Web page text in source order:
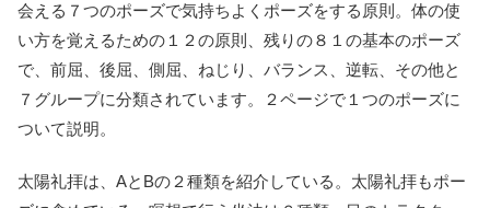
会える７つのポーズで気持ちよくポーズをする原則。体の使
い方を覚えるための１２の原則、残りの８１の基本のポーズ
で、前屈、後屈、側屈、ねじり、バランス、逆転、その他と
７グループに分類されています。２ページで１つのポーズに
ついて説明。
太陽礼拝は、AとBの２種類を紹介している。太陽礼拝もポー